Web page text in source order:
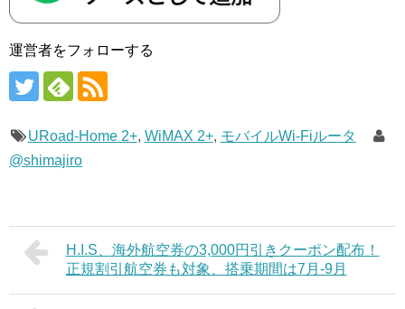
運営者をフォローする
URoad-Home 2+, WiMAX 2+, モバイルWi-Fiルータ
@shimajiro
H.I.S、海外航空券の3,000円引きクーポン配布！
正規割引航空券も対象、搭乗期間は7月-9月